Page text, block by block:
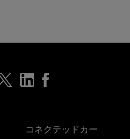
コネクテッドカー